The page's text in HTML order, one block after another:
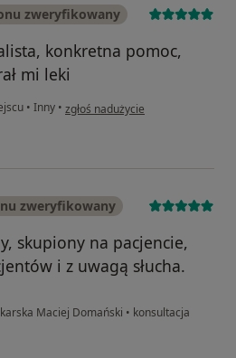
zweryfikowany
konkretna pomoc,
mi leki
• Inny • w opinii użytkownika M.A.
zgłoś nadużycie
zweryfikowany
skupiony na pacjencie,
i z uwagą słucha.
Maciej Domański • konsultacja